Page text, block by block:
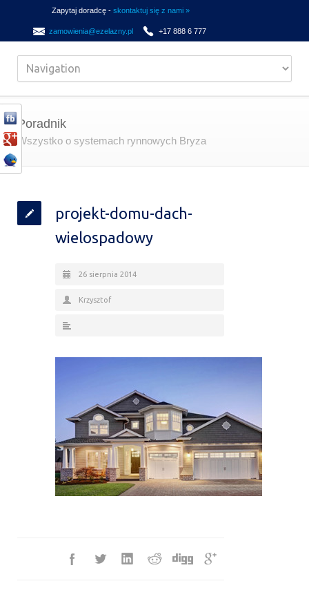
Zapytaj doradcę - skontaktuj się z nami »
zamowienia@ezelazny.pl +17 888 6 777
Poradnik
Wszystko o systemach rynnowych Bryza
projekt-domu-dach-
wielospadowy
26 sierpnia 2014
Krzysztof